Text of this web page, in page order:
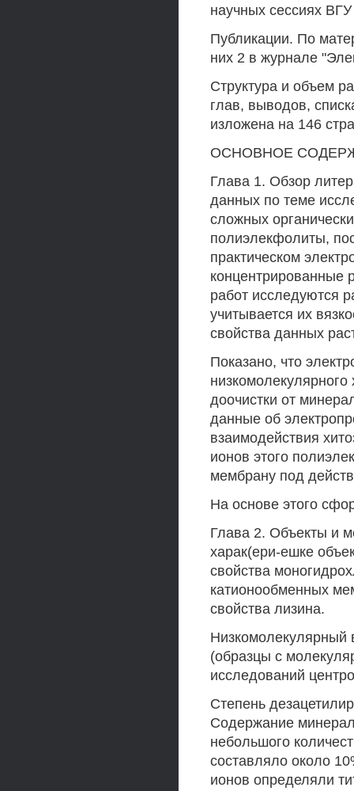
научных сессиях
Публикации. По
них 2 в журнале
Структура и объем
глав, выводов,
изложена на 146
ОСНОВНОЕ
Глава 1. Обзор
данных по теме
сложных
полиэлекфолиты,
практическом
концентрированные
работ исследуются
учитывается их
свойства данных
Показано, что
доочистки от
данные об
взаимодействия
ионов этого
мембрану под
На основе этого
Глава 2. Объекты и
харак(ери-ешке
свойства
катионообменных
свойства лизина.
Низкомолекулярный
(образцы с
исследований
Степень
Содержание
небольшого
составляло около
ионов определяли